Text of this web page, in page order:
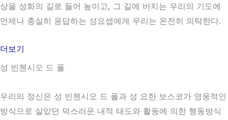
상을 성화의 길로 들어 높이고, 그 길에 바치는 우리의 기도에
언제나 충실히 응답하는 성요셉에게 우리는 온전히 의탁한다.
더보기
성 빈첸시오 드 폴
우리의 정신은 성 빈첸시오 드 폴과 성 요한 보스코가 영웅적인
방식으로 살았던 덕스러운 내적 태도와 활동에 의한 행동방식